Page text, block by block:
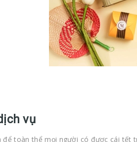
vụ
để toàn thể mọi người có được cái tết